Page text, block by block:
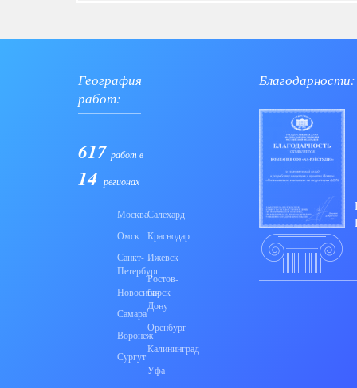
География
работ:
617 работ в
14 регионах
Москва
Омск
Санкт-
Петербург
Новосибирск
Самара
Воронеж
Сургут
Салехард
Краснодар
Ижевск
Ростов-
на-
Дону
Оренбург
Калининград
Уфа
Благодарности: